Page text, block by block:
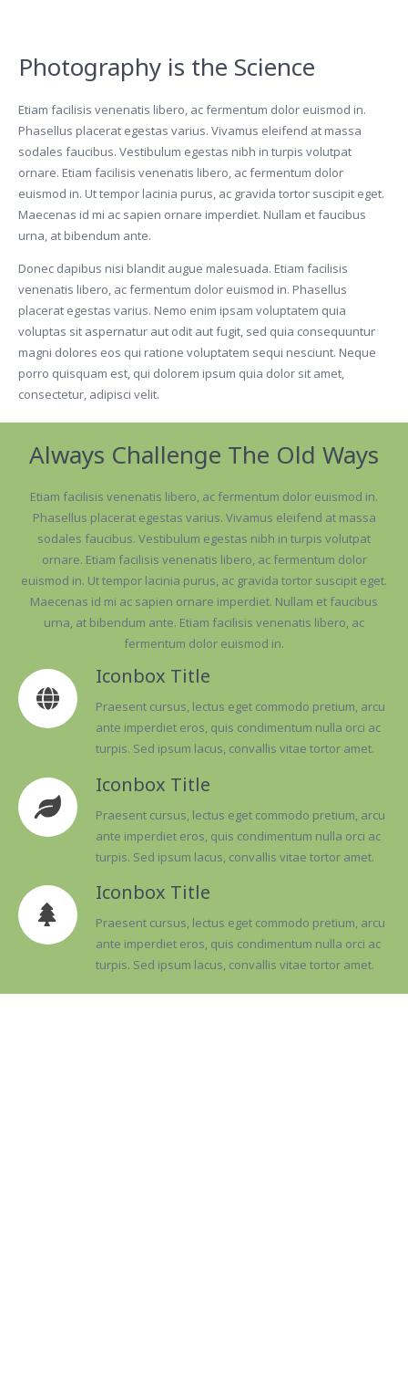
Photography is the Science
Etiam facilisis venenatis libero, ac fermentum dolor euismod in.
Phasellus placerat egestas varius. Vivamus eleifend at massa
sodales faucibus. Vestibulum egestas nibh in turpis volutpat
ornare. Etiam facilisis venenatis libero, ac fermentum dolor
euismod in. Ut tempor lacinia purus, ac gravida tortor suscipit eget.
Maecenas id mi ac sapien ornare imperdiet. Nullam et faucibus
urna, at bibendum ante.
Donec dapibus nisi blandit augue malesuada. Etiam facilisis
venenatis libero, ac fermentum dolor euismod in. Phasellus
placerat egestas varius. Nemo enim ipsam voluptatem quia
voluptas sit aspernatur aut odit aut fugit, sed quia consequuntur
magni dolores eos qui ratione voluptatem sequi nesciunt. Neque
porro quisquam est, qui dolorem ipsum quia dolor sit amet,
consectetur, adipisci velit.
Always Challenge The Old Ways
Etiam facilisis venenatis libero, ac fermentum dolor euismod in.
Phasellus placerat egestas varius. Vivamus eleifend at massa
sodales faucibus. Vestibulum egestas nibh in turpis volutpat
ornare. Etiam facilisis venenatis libero, ac fermentum dolor
euismod in. Ut tempor lacinia purus, ac gravida tortor suscipit eget.
Maecenas id mi ac sapien ornare imperdiet. Nullam et faucibus
urna, at bibendum ante. Etiam facilisis venenatis libero, ac
fermentum dolor euismod in.
Iconbox Title
Praesent cursus, lectus eget commodo pretium, arcu
ante imperdiet eros, quis condimentum nulla orci ac
turpis. Sed ipsum lacus, convallis vitae tortor amet.
Iconbox Title
Praesent cursus, lectus eget commodo pretium, arcu
ante imperdiet eros, quis condimentum nulla orci ac
turpis. Sed ipsum lacus, convallis vitae tortor amet.
Iconbox Title
Praesent cursus, lectus eget commodo pretium, arcu
ante imperdiet eros, quis condimentum nulla orci ac
turpis. Sed ipsum lacus, convallis vitae tortor amet.